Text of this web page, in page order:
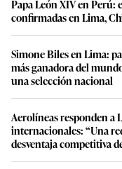
Papa León XIV en Perú:
confirmadas en Lima,
Simone Biles en Lima:
más ganadora del
una selección nacional
Aerolíneas responden a
internacionales: “Una
desventaja competitiva